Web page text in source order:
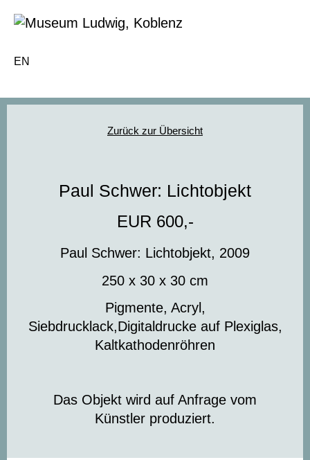
EN
Zurück zur Übersicht
Paul Schwer: Lichtobjekt
EUR 600,-
Paul Schwer: Lichtobjekt, 2009
250 x 30 x 30 cm
Pigmente, Acryl,
Siebdrucklack,Digitaldrucke auf Plexiglas,
Kaltkathodenröhren
Das Objekt wird auf Anfrage vom
Künstler produziert.